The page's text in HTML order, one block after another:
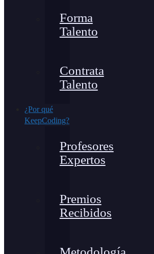
Forma
Talento
Contrata
Talento
¿Por qué
KeepCoding?
Profesores
Expertos
Premios
Recibidos